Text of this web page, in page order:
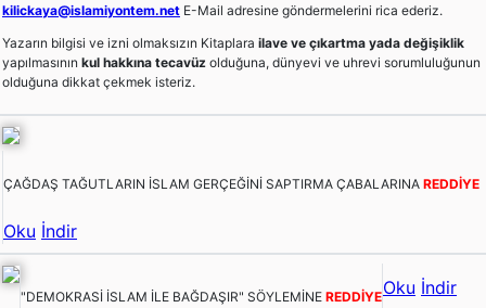
kilickaya@islamiyontem.net E-Mail adresine göndermelerini rica ederiz.
Yazarın bilgisi ve izni olmaksızın Kitaplara ilave ve çıkartma yada değişiklik
yapılmasının kul hakkına tecavüz olduğuna, dünyevi ve uhrevi sorumluluğunun
olduğuna dikkat çekmek isteriz.
ÇAĞDAŞ TAĞUTLARIN İSLAM GERÇEĞİNİ SAPTIRMA ÇABALARINA REDDİYE
Oku İndir
"DEMOKRASİ İSLAM İLE BAĞDAŞIR" SÖYLEMİNE REDDİYEOku İndir